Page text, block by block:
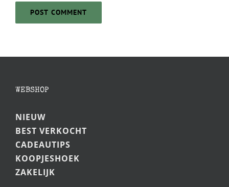
WEBSHOP
NIEUW
BEST VERKOCHT
CADEAUTIPS
KOOPJESHOEK
ZAKELIJK